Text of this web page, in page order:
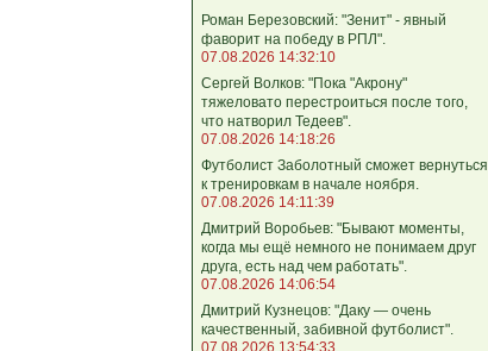
Роман Березовский: "Зенит" - явный
фаворит на победу в РПЛ".
07.08.2026 14:32:10
Сергей Волков: "Пока "Акрону"
тяжеловато перестроиться после того,
что натворил Тедеев".
07.08.2026 14:18:26
Футболист Заболотный сможет вернуться
к тренировкам в начале ноября.
07.08.2026 14:11:39
Дмитрий Воробьев: "Бывают моменты,
когда мы ещё немного не понимаем друг
друга, есть над чем работать".
07.08.2026 14:06:54
Дмитрий Кузнецов: "Даку — очень
качественный, забивной футболист".
07.08.2026 13:54:33